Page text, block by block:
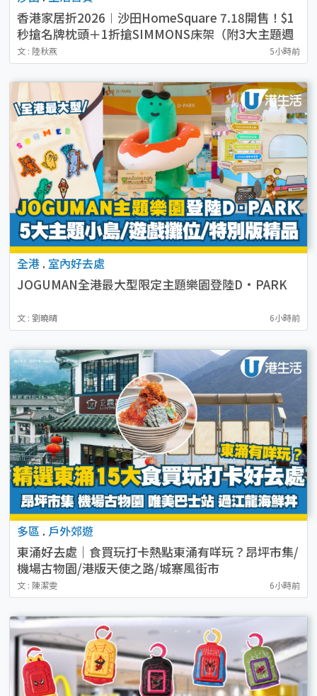
香港家居折2026︱沙田HomeSquare 7.18開售！$1
秒搶名牌枕頭＋1折搶SIMMONS床架（附3大主題週
必搶清單）
文 : 陸秋燕 5小時前
全港 . 室內好去處
JOGUMAN全港最大型限定主題樂園登陸D·PARK
設5大主題小島／3大遊戲攤位／特別版JOGUMAN精
品
文 : 劉曉晴 6小時前
多區 . 戶外郊遊
東涌好去處｜食買玩打卡熱點東涌有咩玩？昂坪市集/
機場古物園/港版天使之路/城寨風街市
文 : 陳潔雯 6小時前